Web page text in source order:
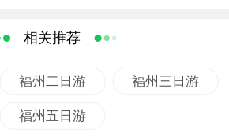
相关推荐
福州二日游 福州三日游
福州五日游